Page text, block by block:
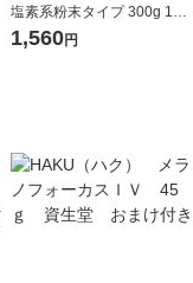
塩素系粉末タイプ 300g 1個
レック
1,560円